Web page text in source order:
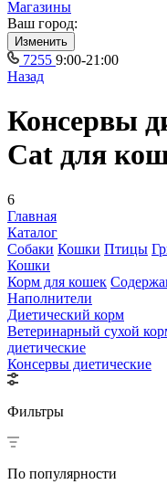
Магазины
Ваш город:
Изменить
7255 9:00-21:00
Назад
Консервы
Cat для
6
Главная
Каталог
Собаки Кошки Птицы
Кошки
Корм для кошек
Наполнители
Диетический корм
Ветеринарный сухой
диетические
Консервы диетические
Фильтры
По популярности